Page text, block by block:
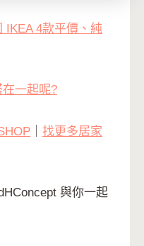
IKEA 4款平價、純
一起呢?
找更多居家
與你一起